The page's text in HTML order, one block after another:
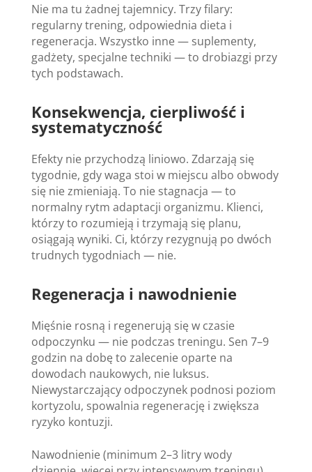
Nie ma tu żadnej tajemnicy. Trzy filary:
regularny trening, odpowiednia dieta i
regeneracja. Wszystko inne — suplementy,
gadżety, specjalne techniki — to drobiazgi przy
tych podstawach.
Konsekwencja, cierpliwość i
systematyczność
Efekty nie przychodzą liniowo. Zdarzają się
tygodnie, gdy waga stoi w miejscu albo obwody
się nie zmieniają. To nie stagnacja — to
normalny rytm adaptacji organizmu. Klienci,
którzy to rozumieją i trzymają się planu,
osiągają wyniki. Ci, którzy rezygnują po dwóch
trudnych tygodniach — nie.
Regeneracja i nawodnienie
Mięśnie rosną i regenerują się w czasie
odpoczynku — nie podczas treningu. Sen 7–9
godzin na dobę to zalecenie oparte na
dowodach naukowych, nie luksus.
Niewystarczający odpoczynek podnosi poziom
kortyzolu, spowalnia regenerację i zwiększa
ryzyko kontuzji.
Nawodnienie (minimum 2–3 litry wody